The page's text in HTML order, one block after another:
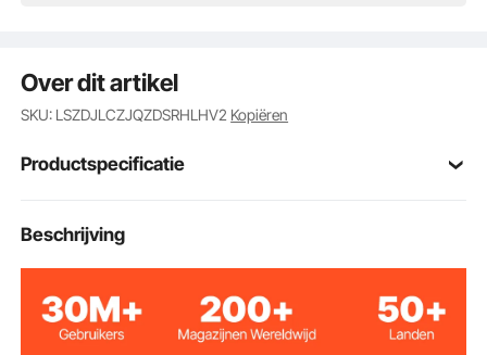
Over dit artikel
SKU: LSZDJLCZJQZDSRHLHV2 Kopiëren
Productspecificatie
Artikelmodelnum
mer
Productie 25 sinaasappelen/min
Beschrijving